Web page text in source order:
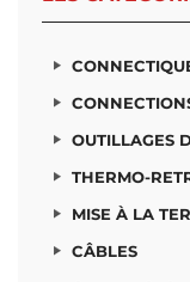
OUTILLAGES
THERMO-
MISE À LA
CÂBLES